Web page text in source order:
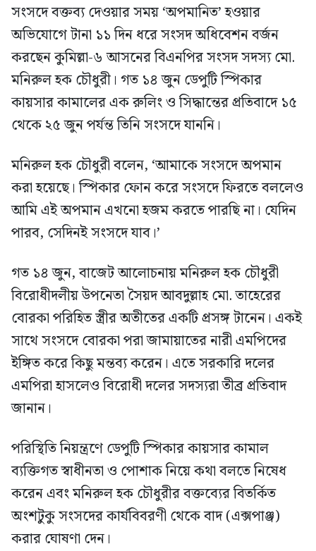
সংসদে বক্তব্য দেওয়ার সময় ‘অপমানিত’ হওয়ার
অভিযোগে টানা ১১ দিন ধরে সংসদ অধিবেশন বর্জন
করছেন কুমিল্লা-৬ আসনের বিএনপির সংসদ সদস্য মো.
মনিরুল হক চৌধুরী। গত ১৪ জুন ডেপুটি স্পিকার
কায়সার কামালের এক রুলিং ও সিদ্ধান্তের প্রতিবাদে ১৫
থেকে ২৫ জুন পর্যন্ত তিনি সংসদে যাননি।
মনিরুল হক চৌধুরী বলেন, ‘আমাকে সংসদে অপমান
করা হয়েছে। স্পিকার ফোন করে সংসদে ফিরতে বললেও
আমি এই অপমান এখনো হজম করতে পারছি না। যেদিন
পারব, সেদিনই সংসদে যাব।’
গত ১৪ জুন, বাজেট আলোচনায় মনিরুল হক চৌধুরী
বিরোধীদলীয় উপনেতা সৈয়দ আবদুল্লাহ মো. তাহেরের
বোরকা পরিহিত স্ত্রীর অতীতের একটি প্রসঙ্গ টানেন। একই
সাথে সংসদে বোরকা পরা জামায়াতের নারী এমপিদের
ইঙ্গিত করে কিছু মন্তব্য করেন। এতে সরকারি দলের
এমপিরা হাসলেও বিরোধী দলের সদস্যরা তীব্র প্রতিবাদ
জানান।
পরিস্থিতি নিয়ন্ত্রণে ডেপুটি স্পিকার কায়সার কামাল
ব্যক্তিগত স্বাধীনতা ও পোশাক নিয়ে কথা বলতে নিষেধ
করেন এবং মনিরুল হক চৌধুরীর বক্তব্যের বিতর্কিত
অংশটুকু সংসদের কার্যবিবরণী থেকে বাদ (এক্সপাঞ্জ)
করার ঘোষণা দেন।